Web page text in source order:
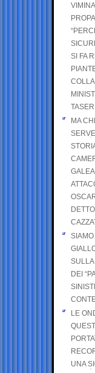
SI FA
MA
SULLA
DEI
LE
UNA